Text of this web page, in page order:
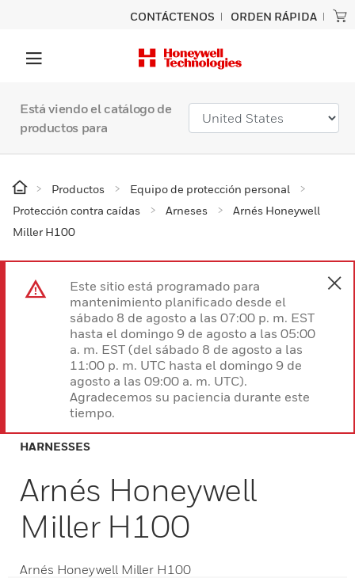
CONTÁCTENOS ORDEN RÁPIDA
Está viendo el catálogo de
productos para
Productos
Equipo de protección personal
Protección contra caídas
Arneses
Arnés Honeywell
Miller H100
Este sitio está programado para
mantenimiento planificado desde el
sábado 8 de agosto a las 07:00 p. m. EST
hasta el domingo 9 de agosto a las 05:00
a. m. EST (del sábado 8 de agosto a las
11:00 p. m. UTC hasta el domingo 9 de
agosto a las 09:00 a. m. UTC).
Agradecemos su paciencia durante este
tiempo.
HARNESSES
Arnés Honeywell
Miller H100
Arnés Honeywell Miller H100